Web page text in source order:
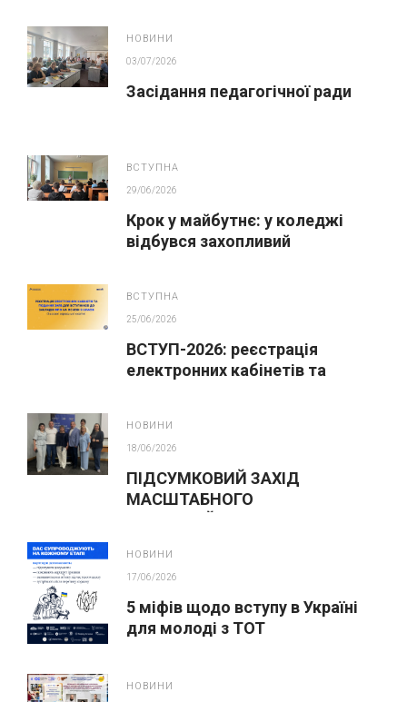
НОВИНИ
03/07/2026
Засідання педагогічної ради
ВСТУПНА
29/06/2026
Крок у майбутнє: у коледжі
відбувся захопливий
ВСТУПНА
25/06/2026
ВСТУП-2026: реєстрація
електронних кабінетів та
НОВИНИ
18/06/2026
ПІДСУМКОВИЙ ЗАХІД
МАСШТАБНОГО
НОВИНИ
17/06/2026
5 міфів щодо вступу в Україні
для молоді з ТОТ
НОВИНИ